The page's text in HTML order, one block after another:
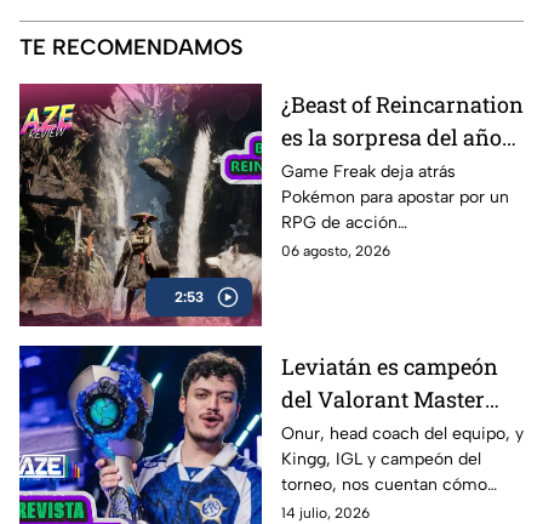
TE RECOMENDAMOS
2:53
¿Beast of Reincarnation
es la sorpresa del año? |
AZE Review
Game Freak deja atrás
Pokémon para apostar por un
RPG de acción
completamente diferente.
contamos
06 agosto, 2026
Leviatán es campeón
del Valorant Master
Londres 2026 |
Entrevista con Onur y
Kingg
Onur, head coach del equipo, y
Kingg, IGL y campeón del
torneo, nos cuentan cómo
vivieron el camino hacia el
14 julio, 2026